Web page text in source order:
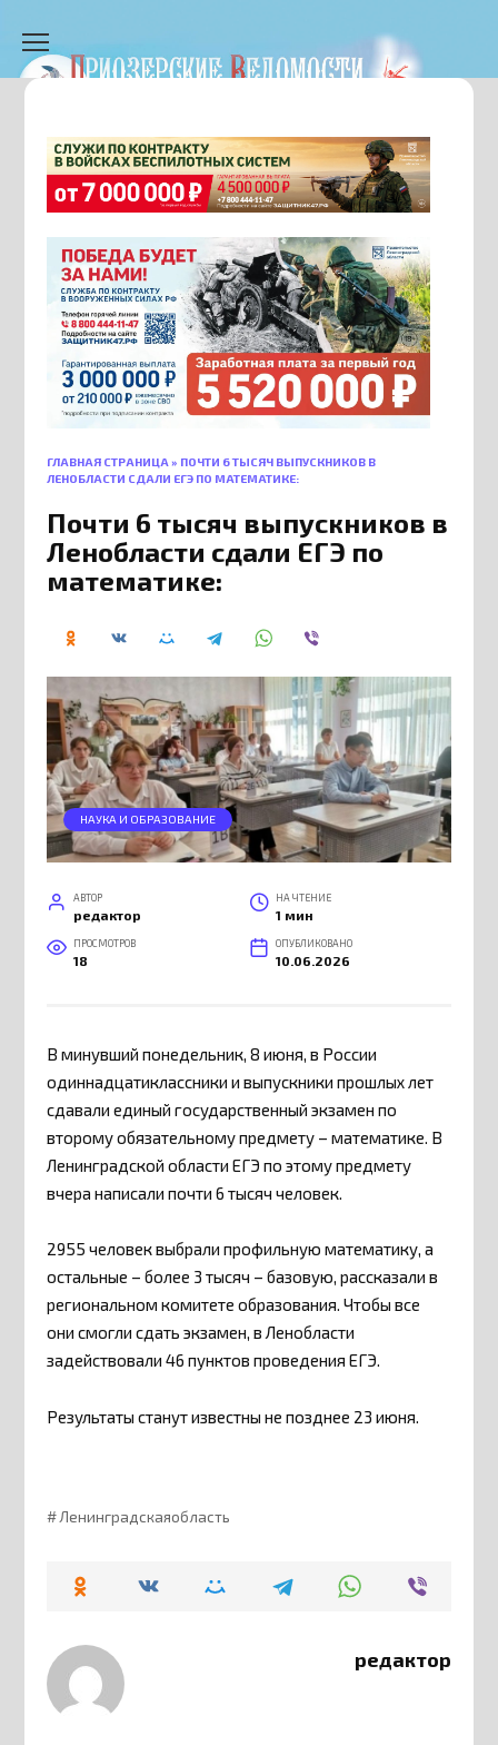
содержанию
ГЛАВНАЯ СТРАНИЦА » ПОЧТИ 6 ТЫСЯЧ ВЫПУСКНИКОВ В
ЛЕНОБЛАСТИ СДАЛИ ЕГЭ ПО МАТЕМАТИКЕ:
Почти 6 тысяч выпускников в
Ленобласти сдали ЕГЭ по
математике:
НАУКА И ОБРАЗОВАНИЕ
АВТОР
редактор
НА ЧТЕНИЕ
1 мин
ПРОСМОТРОВ
18
ОПУБЛИКОВАНО
10.06.2026
В минувший понедельник, 8 июня, в России
одиннадцатиклассники и выпускники прошлых лет
сдавали единый государственный экзамен по
второму обязательному предмету – математике. В
Ленинградской области ЕГЭ по этому предмету
вчера написали почти 6 тысяч человек.
2955 человек выбрали профильную математику, а
остальные – более 3 тысяч – базовую, рассказали в
региональном комитете образования. Чтобы все
они смогли сдать экзамен, в Ленобласти
задействовали 46 пунктов проведения ЕГЭ.
Результаты станут известны не позднее 23 июня.
Ленинградскаяобласть
редактор